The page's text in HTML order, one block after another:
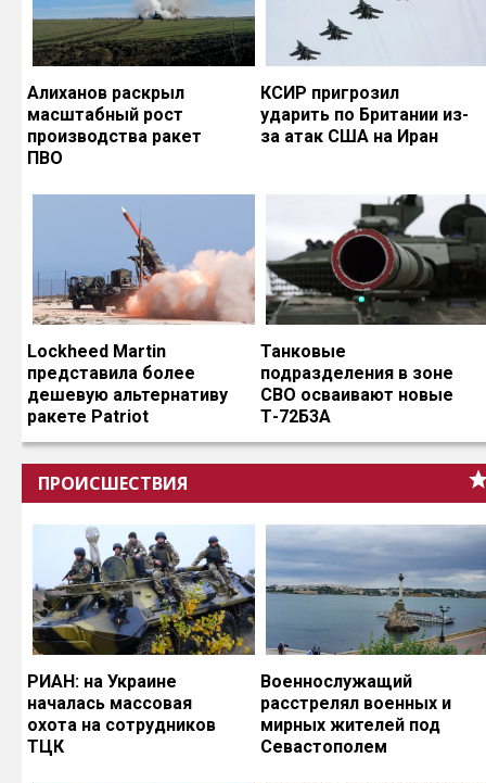
Алиханов раскрыл
масштабный рост
производства ракет
ПВО
КСИР пригрозил
ударить по Британии из-
за атак США на Иран
Lockheed Martin
представила более
дешевую альтернативу
ракете Patriot
Танковые
подразделения в зоне
СВО осваивают новые
Т-72Б3А
ПРОИСШЕСТВИЯ
РИАН: на Украине
началась массовая
охота на сотрудников
ТЦК
Военнослужащий
расстрелял военных и
мирных жителей под
Севастополем